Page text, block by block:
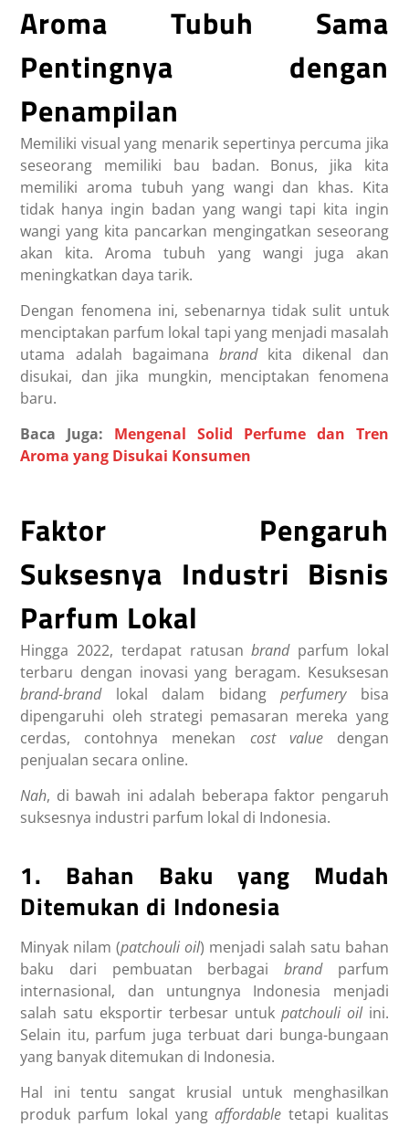
Aroma Tubuh Sama
Pentingnya dengan
Penampilan
Memiliki visual yang menarik sepertinya percuma jika
seseorang memiliki bau badan. Bonus, jika kita
memiliki aroma tubuh yang wangi dan khas. Kita
tidak hanya ingin badan yang wangi tapi kita ingin
wangi yang kita pancarkan mengingatkan seseorang
akan kita. Aroma tubuh yang wangi juga akan
meningkatkan daya tarik.
Dengan fenomena ini, sebenarnya tidak sulit untuk
menciptakan parfum lokal tapi yang menjadi masalah
utama adalah bagaimana brand kita dikenal dan
disukai, dan jika mungkin, menciptakan fenomena
baru.
Baca Juga: Mengenal Solid Perfume dan Tren
Aroma yang Disukai Konsumen
Faktor Pengaruh
Suksesnya Industri Bisnis
Parfum Lokal
Hingga 2022, terdapat ratusanbrand parfum lokal
terbaru dengan inovasi yang beragam. Kesuksesan
brand-brandlokal dalam bidangperfumery bisa
dipengaruhi oleh strategi pemasaran mereka yang
cerdas, contohnya menekan cost valuedengan
penjualan secara online.
Nah, di bawah ini adalah beberapa faktor pengaruh
suksesnya industri parfum lokal di Indonesia.
1. Bahan Baku yang Mudah
Ditemukan di Indonesia
Minyak nilam (patchouli oil) menjadi salah satu bahan
baku dari pembuatan berbagai brand parfum
internasional, dan untungnya Indonesia menjadi
salah satu eksportir terbesar untuk patchouli oil ini.
Selain itu, parfum juga terbuat dari bunga-bungaan
yang banyak ditemukan di Indonesia.
Hal ini tentu sangat krusial untuk menghasilkan
produk parfum lokal yangaffordable tetapi kualitas